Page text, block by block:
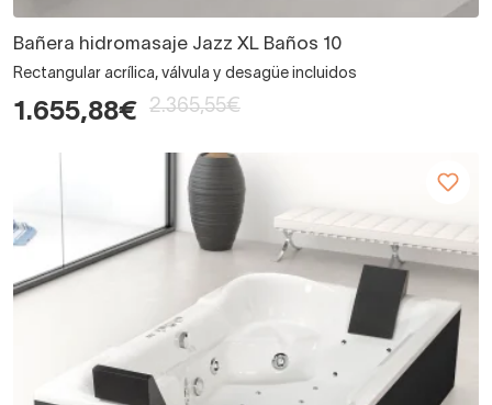
Bañera hidromasaje Jazz XL Baños 10
Rectangular acrílica, válvula y desagüe incluidos
1.655,88€ 2.365,55€